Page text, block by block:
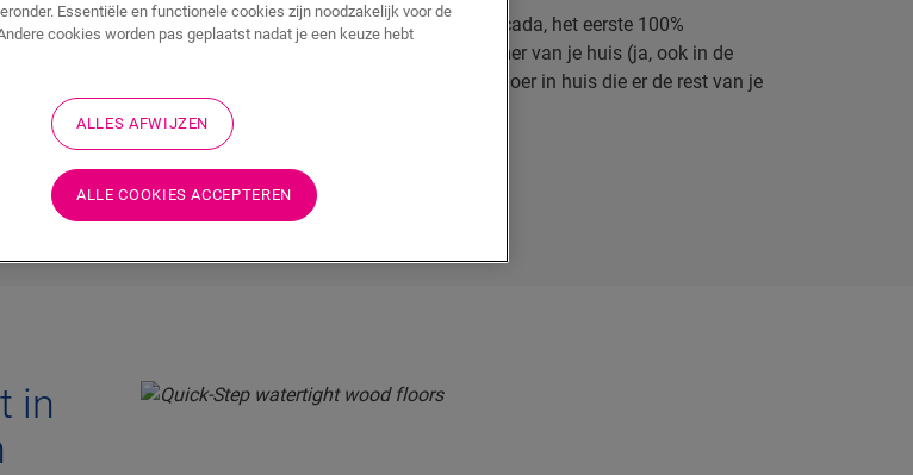
Met trots stellen wij jou onze nieuwste innovatie voor: Cascada, het eerste 100%
waterdichte parket. Plaats probleemloos parket in elke kamer van je huis (ja, ook in de
keuken en de badkamer). Met Cascada haal je een parketvloer in huis die er de rest van je
leven als nieuw uitziet.
DISCOVER CASCADA
in
Essentiële en functionele cookies zijn noodzakelijk voor de
cookies worden pas geplaatst nadat je een keuze hebt
ALLES AFWIJZEN
ALLE COOKIES ACCEPTEREN